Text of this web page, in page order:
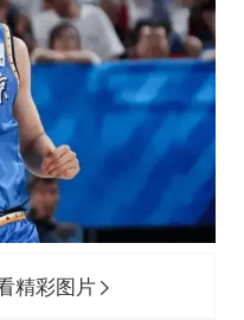
精彩图片